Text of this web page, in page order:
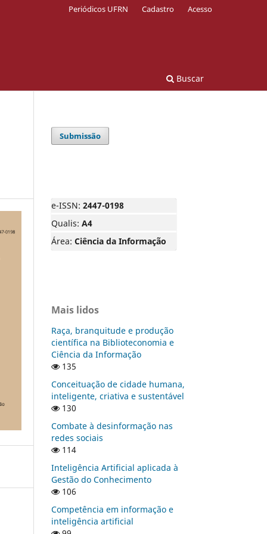
Buscar
Periódicos UFRN Cadastro Acesso
Submissão
e-ISSN: 2447-0198
Qualis: A4
Área: Ciência da Informação
Mais lidos
Raça, branquitude e produção
científica na Biblioteconomia e
Ciência da Informação
135
Conceituação de cidade humana,
inteligente, criativa e sustentável
130
Combate à desinformação nas
redes sociais
114
Inteligência Artificial aplicada à
Gestão do Conhecimento
106
Competência em informação e
inteligência artificial